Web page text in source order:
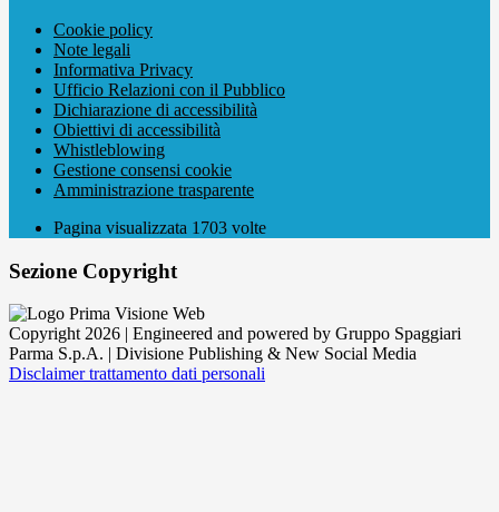
Cookie policy
Note legali
Informativa Privacy
Ufficio Relazioni con il Pubblico
Dichiarazione di accessibilità
Obiettivi di accessibilità
Whistleblowing
Gestione consensi cookie
Amministrazione trasparente
Pagina visualizzata 1703 volte
Sezione Copyright
Copyright 2026 | Engineered and powered by Gruppo Spaggiari
Parma S.p.A. | Divisione Publishing & New Social Media
Disclaimer trattamento dati personali